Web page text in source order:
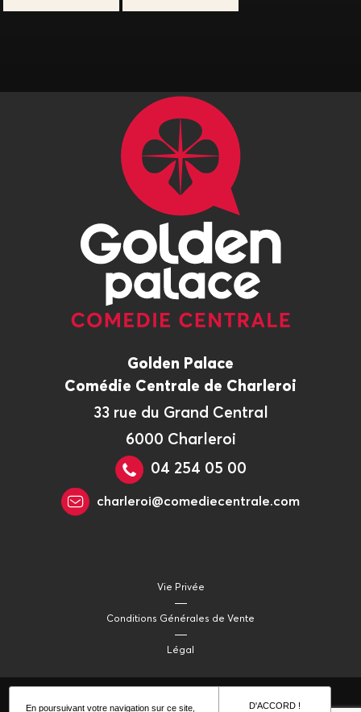
Golden Palace
Comédie Centrale de Charleroi
33 rue du Grand Central
6000 Charleroi
04 254 05 00
charleroi@comediecentrale.com
Vie Privée
Conditions Générales de Vente
Légal
En poursuivant votre navigation sur ce site, D'ACCORD !